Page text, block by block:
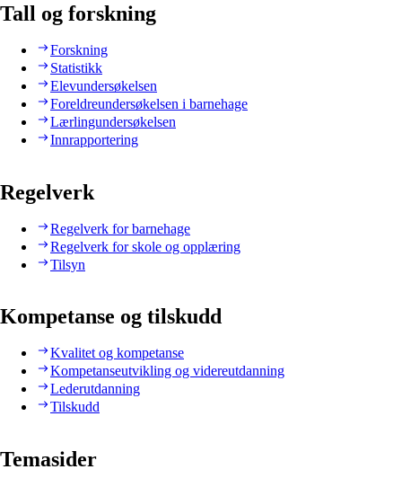
Tall og forskning
Forskning
Statistikk
Elevundersøkelsen
Foreldreundersøkelsen i barnehage
Lærlingundersøkelsen
Innrapportering
Regelverk
Regelverk for barnehage
Regelverk for skole og opplæring
Tilsyn
Kompetanse og tilskudd
Kvalitet og kompetanse
Kompetanseutvikling og videreutdanning
Lederutdanning
Tilskudd
Temasider